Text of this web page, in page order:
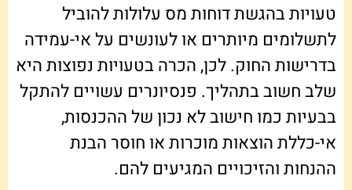
טעויות בהגשת דוחות מס עלולות להוביל
לתשלומים מיותרים או לעונשים על אי-עמידה
בדרישות החוק. לכן, הכרה בטעויות נפוצות היא
שלב חשוב בתהליך. פנסיונרים עשויים להתקל
בבעיות כמו חישוב לא נכון של ההכנסות,
אי-כללת הוצאות מוכרות או חוסר הבנת
ההנחות והזיכויים המגיעים להם.